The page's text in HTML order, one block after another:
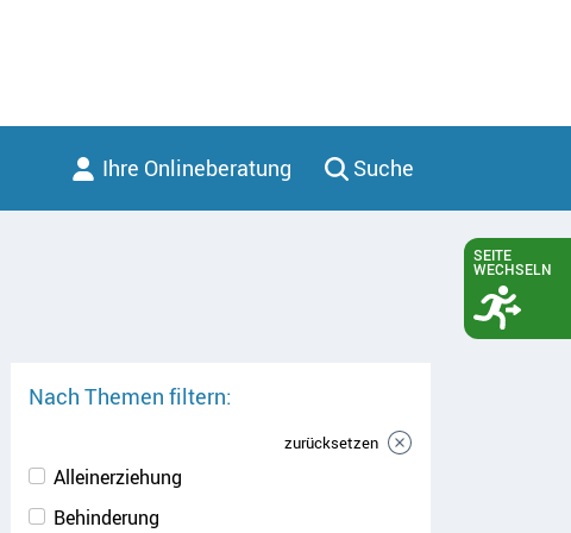
Ihre Onlineberatung Suche
Nach Themen filtern:
Alleinerziehung
Behinderung
zurücksetzen
SEITE
WECHSELN